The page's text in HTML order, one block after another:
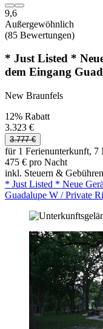
9,6
Außergewöhnlich
(85 Bewertungen)
* Just Listed *
dem Eingang
New Braunfels
12% Rabatt
3.323 €
3.777 €
für 1 Ferienunterkunft, 7
475 € pro Nacht
inkl. Steuern & Gebühren
* Just Listed * Neue
Guadalupe W / Private